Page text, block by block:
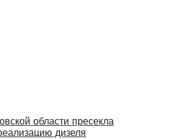
области пресекла
дизеля